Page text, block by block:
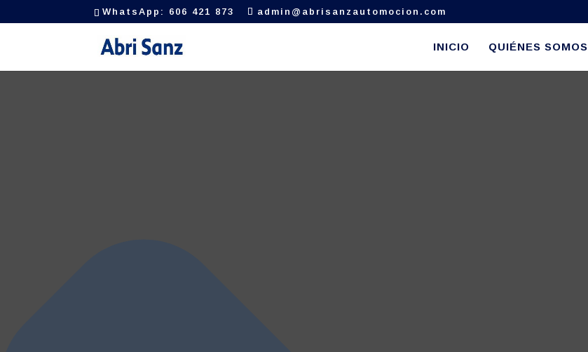
Gestionar el consentimiento de las cookies
WhatsApp: 606 421 873 admin@abrisanzautomocion.com
INICIO QUIÉNES SOMOS